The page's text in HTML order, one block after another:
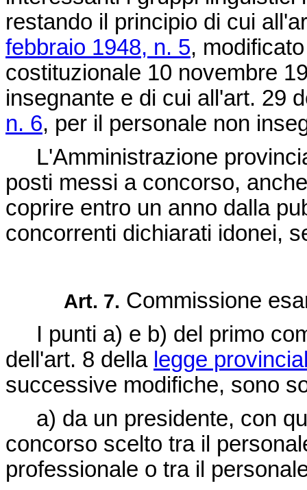
restando il principio di cui
febbraio 1948, n. 5,
costituzionale 10 novembre
insegnante e di cui all'art. 29
n. 6, per il personale non
L'Amministrazione
posti messi a concorso,
coprire entro un anno dalla
concorrenti dichiarati idonei,
Art. 7. Commissione
I punti a) e b) del primo
dell'art. 8 della legge
successive modifiche, sono
a) da un presidente, con
concorso scelto tra il
professionale o tra il